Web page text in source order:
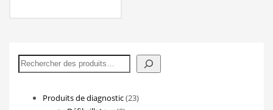
Rechercher
Produits de diagnostic 2323